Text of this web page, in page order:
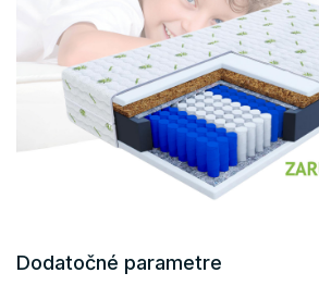
Dodatočné parametre